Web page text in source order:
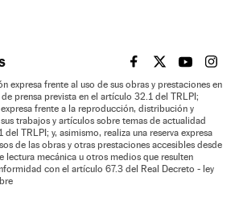
EL PAÍS BRASIL EN
EL PAÍSEL PAÍS
EL
expresa frente al uso de sus obras y prestaciones en
prensa prevista en el artículo 32.1 del TRLPI;
frente a la reproducción, distribución y
trabajos y artículos sobre temas de actualidad
TRLPI; y, asimismo, realiza una reserva expresa
de las obras y otras prestaciones accesibles desde
lectura mecánica u otros medios que resulten
con el artículo 67.3 del Real Decreto - ley